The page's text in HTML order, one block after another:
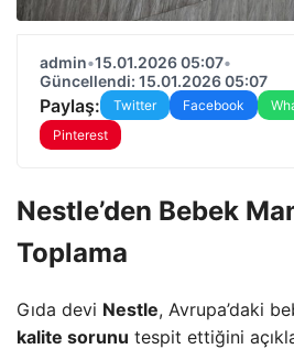
admin•15.01.2026 05:07•
Güncellendi: 15.01.2026 05:07
Paylaş: Twitter Facebook
Pinterest
Nestle’den Bebek
Toplama
Gıda devi Nestle, Avrupa’daki
kalite sorunu tespit ettiğini